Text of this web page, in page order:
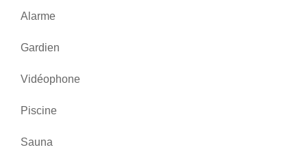
Alarme
Gardien
Vidéophone
Piscine
Sauna